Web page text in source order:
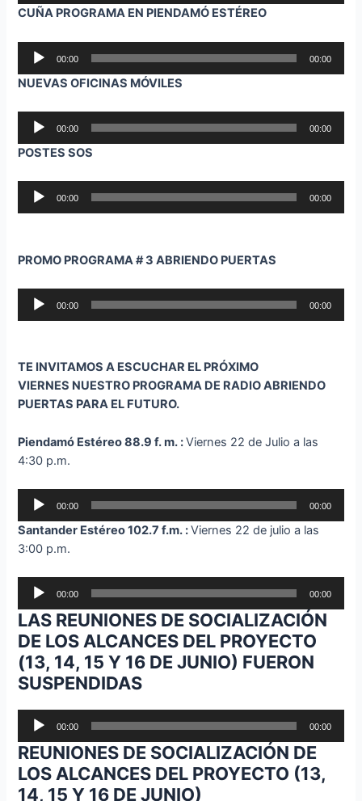
audio
CUÑA PROGRAMA EN PIENDAMÓ ESTÉREO
Reproductor
audio
00:00 00:00
NUEVAS OFICINAS MÓVILES
Reproductor
audio
00:00 00:00
POSTES SOS
Reproductor
00:00 00:00
PROMO PROGRAMA # 3 ABRIENDO PUERTAS
Reproductor
00:00 00:00
TE INVITAMOS A ESCUCHAR EL PRÓXIMO
VIERNES NUESTRO PROGRAMA DE RADIO ABRIENDO
PUERTAS PARA EL FUTURO.
Piendamó Estéreo 88.9 f. m. :Viernes 22 de Julio a las
4:30 p.m.
Reproductor
audio
00:00 00:00
Santander Estéreo 102.7 f.m. :Viernes 22 de julio a las
3:00 p.m.
Reproductor
audio
00:00 00:00
LAS REUNIONES DE SOCIALIZACIÓN
DE LOS ALCANCES DEL PROYECTO
(13, 14, 15 Y 16 DE JUNIO) FUERON
SUSPENDIDAS
Reproductor
audio
00:00 00:00
REUNIONES DE SOCIALIZACIÓN DE
LOS ALCANCES DEL PROYECTO (13,
14, 15 Y 16 DE JUNIO)